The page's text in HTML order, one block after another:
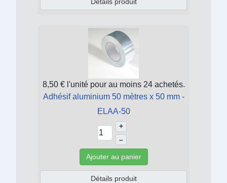
8,50 € l'unité pour au moins 24 achetés.
Adhésif aluminium 50 mètres x 50 mm -
ELAA-50
+
–
Ajouter au panier
Détails produit